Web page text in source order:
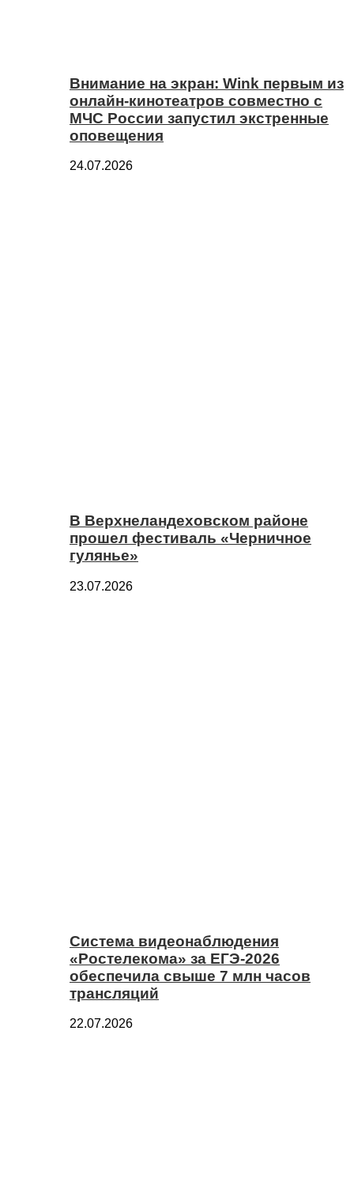
Внимание на экран: Wink первым из
онлайн-кинотеатров совместно с
МЧС России запустил экстренные
оповещения
24.07.2026
В Верхнеландеховском районе
прошел фестиваль «Черничное
гулянье»
23.07.2026
Система видеонаблюдения
«Ростелекома» за ЕГЭ-2026
обеспечила свыше 7 млн часов
трансляций
22.07.2026